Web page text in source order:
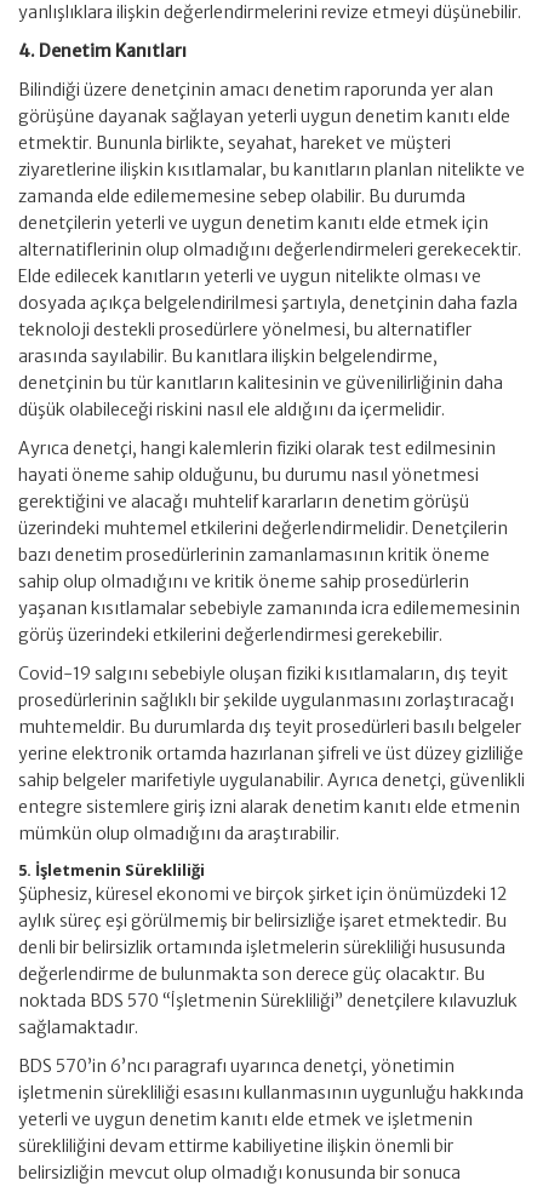
yanlışlıklara ilişkin değerlendirmelerini revize etmeyi düşünebilir.
4. Denetim Kanıtları
Bilindiği üzere denetçinin amacı denetim raporunda yer alan
görüşüne dayanak sağlayan yeterli uygun denetim kanıtı elde
etmektir. Bununla birlikte, seyahat, hareket ve müşteri
ziyaretlerine ilişkin kısıtlamalar, bu kanıtların planlan nitelikte ve
zamanda elde edilememesine sebep olabilir. Bu durumda
denetçilerin yeterli ve uygun denetim kanıtı elde etmek için
alternatiflerinin olup olmadığını değerlendirmeleri gerekecektir.
Elde edilecek kanıtların yeterli ve uygun nitelikte olması ve
dosyada açıkça belgelendirilmesi şartıyla, denetçinin daha fazla
teknoloji destekli prosedürlere yönelmesi, bu alternatifler
arasında sayılabilir. Bu kanıtlara ilişkin belgelendirme,
denetçinin bu tür kanıtların kalitesinin ve güvenilirliğinin daha
düşük olabileceği riskini nasıl ele aldığını da içermelidir.
Ayrıca denetçi, hangi kalemlerin fiziki olarak test edilmesinin
hayati öneme sahip olduğunu, bu durumu nasıl yönetmesi
gerektiğini ve alacağı muhtelif kararların denetim görüşü
üzerindeki muhtemel etkilerini değerlendirmelidir. Denetçilerin
bazı denetim prosedürlerinin zamanlamasının kritik öneme
sahip olup olmadığını ve kritik öneme sahip prosedürlerin
yaşanan kısıtlamalar sebebiyle zamanında icra edilememesinin
görüş üzerindeki etkilerini değerlendirmesi gerekebilir.
Covid-19 salgını sebebiyle oluşan fiziki kısıtlamaların, dış teyit
prosedürlerinin sağlıklı bir şekilde uygulanmasını zorlaştıracağı
muhtemeldir. Bu durumlarda dış teyit prosedürleri basılı belgeler
yerine elektronik ortamda hazırlanan şifreli ve üst düzey gizliliğe
sahip belgeler marifetiyle uygulanabilir. Ayrıca denetçi, güvenlikli
entegre sistemlere giriş izni alarak denetim kanıtı elde etmenin
mümkün olup olmadığını da araştırabilir.
5. İşletmenin Sürekliliği
Şüphesiz, küresel ekonomi ve birçok şirket için önümüzdeki 12
aylık süreç eşi görülmemiş bir belirsizliğe işaret etmektedir. Bu
denli bir belirsizlik ortamında işletmelerin sürekliliği hususunda
değerlendirme de bulunmakta son derece güç olacaktır. Bu
noktada BDS 570 “İşletmenin Sürekliliği” denetçilere kılavuzluk
sağlamaktadır.
BDS 570’in 6’ncı paragrafı uyarınca denetçi, yönetimin
işletmenin sürekliliği esasını kullanmasının uygunluğu hakkında
yeterli ve uygun denetim kanıtı elde etmek ve işletmenin
sürekliliğini devam ettirme kabiliyetine ilişkin önemli bir
belirsizliğin mevcut olup olmadığı konusunda bir sonuca